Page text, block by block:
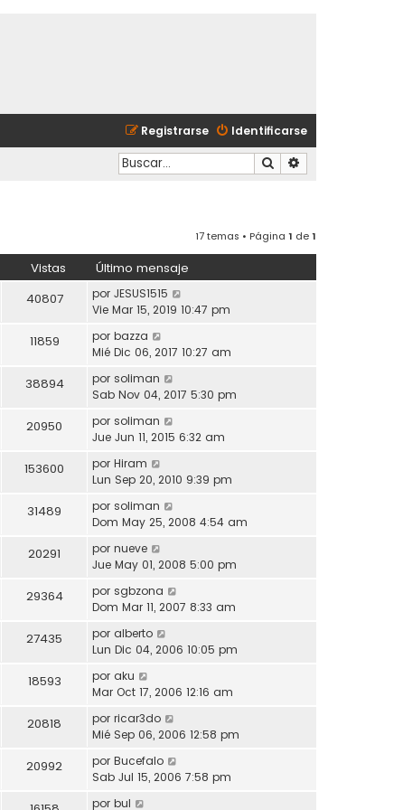
Identificarse
Registrarse
Buscar
17 temas • Página 1 de1
Vistas Último mensaje
40807 por JESUS1515
Vie Mar 15, 2019 10:47 pm
11859 por bazza
Mié Dic 06, 2017 10:27 am
38894 por soliman
Sab Nov 04, 2017 5:30 pm
20950 por soliman
Jue Jun 11, 2015 6:32 am
153600 por Hiram
Lun Sep 20, 2010 9:39 pm
31489 por soliman
Dom May 25, 2008 4:54 am
20291 por nueve
Jue May 01, 2008 5:00 pm
29364 por sgbzona
Dom Mar 11, 2007 8:33 am
27435 por alberto
Lun Dic 04, 2006 10:05 pm
18593 por aku
Mar Oct 17, 2006 12:16 am
20818 por ricar3do
Mié Sep 06, 2006 12:58 pm
20992 por Bucefalo
Sab Jul 15, 2006 7:58 pm
por bul